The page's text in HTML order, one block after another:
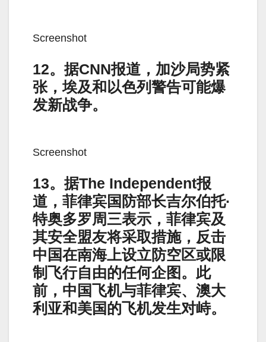
Screenshot
12。据CNN报道，加沙局势紧
张，埃及和以色列警告可能爆
发新战争。
Screenshot
13。据The Independent报
道，菲律宾国防部长吉尔伯托·
特奥多罗周三表示，菲律宾及
其安全盟友将采取措施，反击
中国在南海上设立防空区或限
制飞行自由的任何企图。此
前，中国飞机与菲律宾、澳大
利亚和美国的飞机发生对峙。